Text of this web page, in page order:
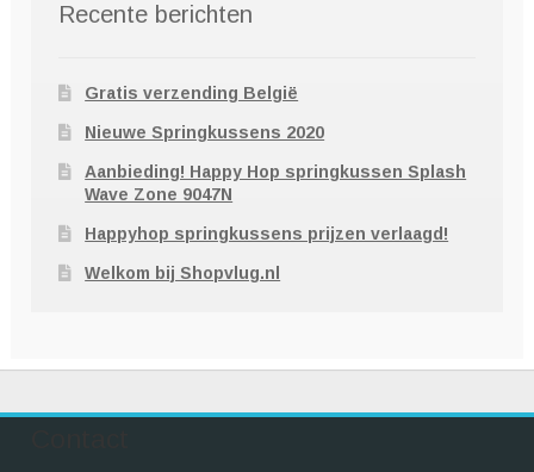
Recente berichten
Gratis verzending België
Nieuwe Springkussens 2020
Aanbieding! Happy Hop springkussen Splash
Wave Zone 9047N
Happyhop springkussens prijzen verlaagd!
Welkom bij Shopvlug.nl